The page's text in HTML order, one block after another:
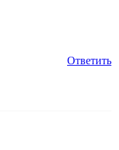
Ответить